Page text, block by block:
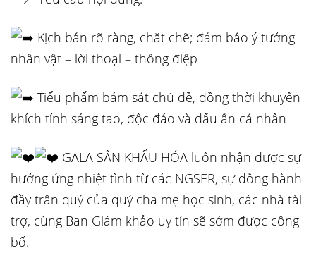
Kịch bản rõ ràng, chặt chẽ; đảm bảo ý tưởng –
nhân vật – lời thoại – thông điệp
Tiểu phẩm bám sát chủ đề, đồng thời khuyến
khích tính sáng tạo, độc đáo và dấu ấn cá nhân
GALA SÂN KHẤU HÓA luôn nhận được sự
hưởng ứng nhiệt tình từ các NGSER, sự đồng hành
đầy trân quý của quý cha mẹ học sinh, các nhà tài
trợ, cùng Ban Giám khảo uy tín sẽ sớm được công
bố.